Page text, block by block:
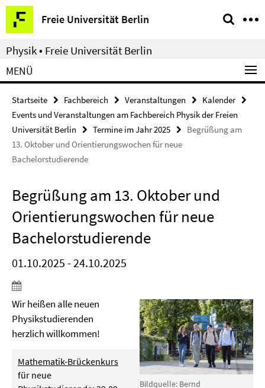
Springe
direkt
zu
Inhalt
Freie Universität Berlin
Service-
Navigation
Physik • Freie Universität Berlin
MENÜ
Startseite Fachbereich Veranstaltungen
Kalender
Events und Veranstaltungen am Fachbereich Physik der Freien
Universität Berlin
Termine im Jahr 2025
Begrüßung am
13. Oktober und Orientierungswochen für neue
Bachelorstudierende
Begrüßung am 13. Oktober und
Orientierungswochen für neue
Bachelorstudierende
01.10.2025 - 24.10.2025
Bildquelle: Bernd
Wir heißen alle neuen
Physikstudierenden
herzlich willkommen!
Mathematik-Brückenkurs
für neue